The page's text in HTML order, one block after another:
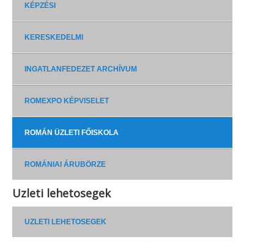
KÉPZÉSI
KERESKEDELMI
INGATLANFEDEZET ARCHÍVUM
ROMEXPO KÉPVISELET
ROMÁN ÜZLETI FŐISKOLA
ROMÁNIAI ÁRUBÖRZE
Uzleti lehetosegek
UZLETI LEHETOSEGEK